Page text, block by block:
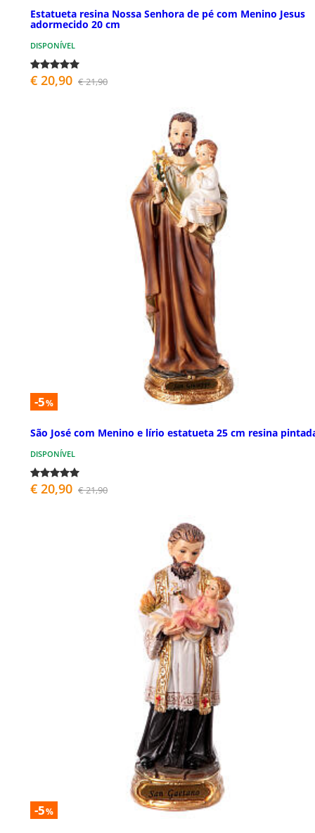
Estatueta resina Nossa Senhora de pé com Menino Jesus
adormecido 20 cm
DISPONÍVEL
€ 20,90 € 21,90
-5%
São José com Menino e lírio estatueta 25 cm resina
DISPONÍVEL
€ 20,90 € 21,90
-5%